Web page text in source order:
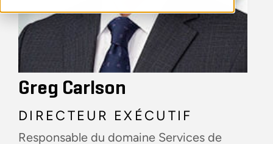
Greg Carlson
DIRECTEUR EXÉCUTIF
Responsable du domaine Services de